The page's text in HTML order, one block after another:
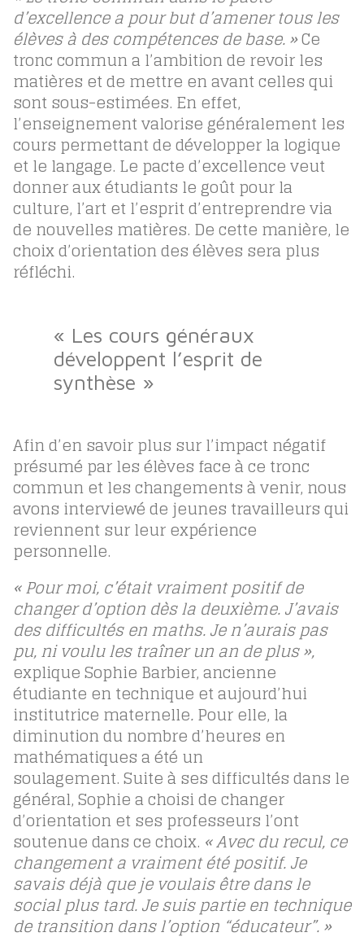
d’excellence a pour but d’amener tous les
élèves à des compétences de base. »Ce
tronc commun a l’ambition de revoir les
matières et de mettre en avant celles qui
sont sous-estimées. En effet,
l’enseignement valorise généralement les
cours permettant de développer la logique
et le langage. Le pacte d’excellence veut
donner aux étudiants le goût pour la
culture, l’art et l’esprit d’entreprendre via
de nouvelles matières. De cette manière, le
choix d’orientation des élèves sera plus
réfléchi.
« Les cours généraux
développent l’esprit de
synthèse »
Afin d’en savoir plus sur l’impact négatif
présumé par les élèves face à ce tronc
commun et les changements à venir, nous
avons interviewé de jeunes travailleurs qui
reviennent sur leur expérience
personnelle.
« Pour moi, c’était vraiment positif de
changer d’option dès la deuxième. J’avais
des difficultés en maths. Je n’aurais pas
pu, ni voulu les traîner un an de plus »,
explique Sophie Barbier, ancienne
étudiante en technique et aujourd’hui
institutrice maternelle.Pour elle, la
diminution du nombre d’heures en
mathématiques a été un
soulagement.Suite à ses difficultés dans le
général, Sophie a choisi de changer
d’orientation et ses professeurs l’ont
soutenue dans ce choix. « Avec du recul, ce
changement a vraiment été positif. Je
savais déjà que je voulais être dans le
social plus tard. Je suis partie en technique
de transition dans l’option “éducateur”. »